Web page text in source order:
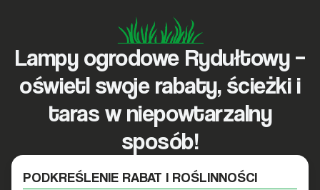
Lampy ogrodowe Rydułtowy –
oświetl swoje rabaty, ścieżki i
taras w niepowtarzalny
sposób!
PODKREŚLENIE RABAT I ROŚLINNOŚCI